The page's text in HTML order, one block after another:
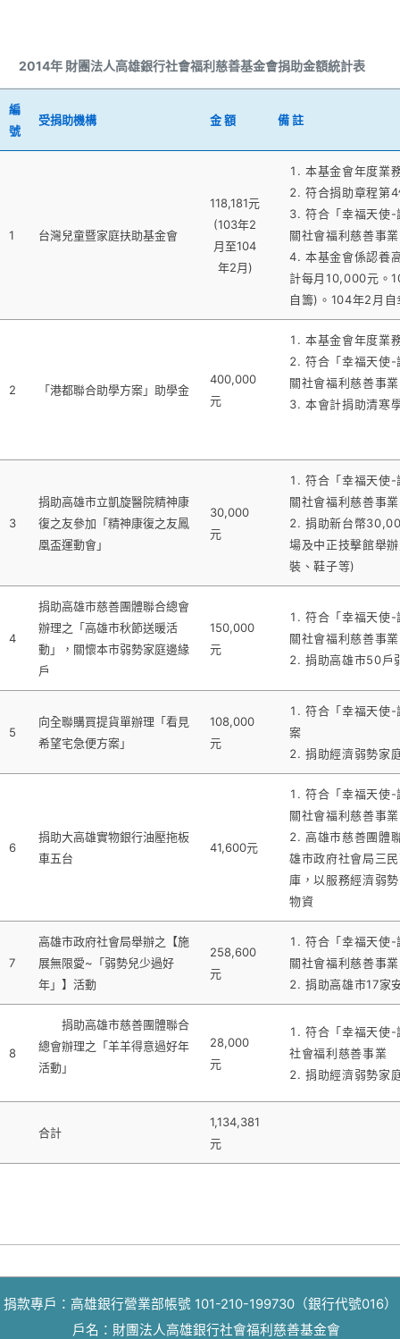
2014年 財團法人高雄銀行社會福利慈善基金會捐助金額統計表
編
號
受捐助機構 金 額 備 註
1 台灣兒童暨家庭扶助基金會
118,181元
(103年2
月至104
年2月)
本基金會年度業
符合捐助章程第
符合「幸福天使
關社會福利慈善事業
本基金會係認養
計每月10,000元。
自籌)。104年2月
2 「港都聯合助學方案」助學金
400,000
元
本基金會年度業
符合「幸福天使
關社會福利慈善事業
本會計捐助清寒
3
捐助高雄市立凱旋醫院精神康
復之友參加「精神康復之友鳳
凰盃運動會」
30,000
元
符合「幸福天使
關社會福利慈善事業
捐助新台幣
場及中正技擊館舉
裝、鞋子等)
4
捐助高雄市慈善團體聯合總會
辦理之「高雄市秋節送暖活
動」，關懷本市弱勢家庭邊緣
戶
150,000
元
符合「幸福天使
關社會福利慈善事業
捐助高雄市50戶
5
向全聯購買提貨單辦理「看見
希望宅急便方案」
108,000
元
符合「幸福天使
案
捐助經濟弱勢家
6
捐助大高雄實物銀行油壓拖板
車五台
41,600元
符合「幸福天使
關社會福利慈善事業
高雄市慈善團體
雄市政府社會局三
庫，以服務經濟弱
物資
7
高雄市政府社會局舉辦之【施
展無限愛~「弱勢兒少過好
年」】活動
258,600
元
符合「幸福天使
關社會福利慈善事業
捐助高雄市17家
8
捐助高雄市慈善團體聯合
總會辦理之「羊羊得意過好年
活動」
28,000
元
符合「幸福天使
社會福利慈善事業
捐助經濟弱勢家
合計
1,134,381
元
捐款專戶：高雄銀行營業部帳號 101-210-199730（銀行代號016）
戶名：財團法人高雄銀行社會福利慈善基金會